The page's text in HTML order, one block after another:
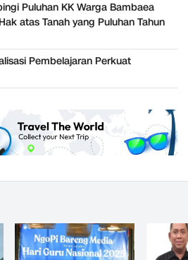
Puluhan KK Warga Bambaea
atas Tanah yang Puluhan Tahun
Pembelajaran Perkuat